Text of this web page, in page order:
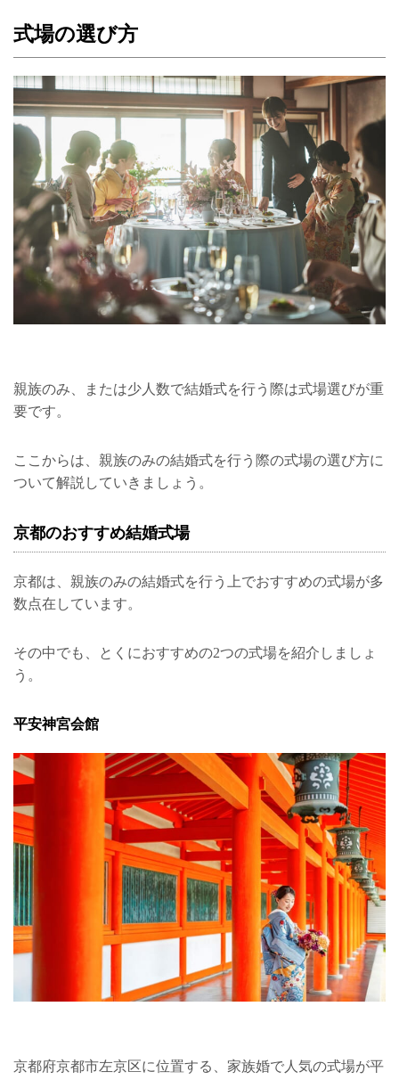
式場の選び方
親族のみ、または少人数で結婚式を行う際は式場選びが重
要です。
ここからは、親族のみの結婚式を行う際の式場の選び方に
ついて解説していきましょう。
京都のおすすめ結婚式場
京都は、親族のみの結婚式を行う上でおすすめの式場が多
数点在しています。
その中でも、とくにおすすめの2つの式場を紹介しましょ
う。
平安神宮会館
京都府京都市左京区に位置する、家族婚で人気の式場が平